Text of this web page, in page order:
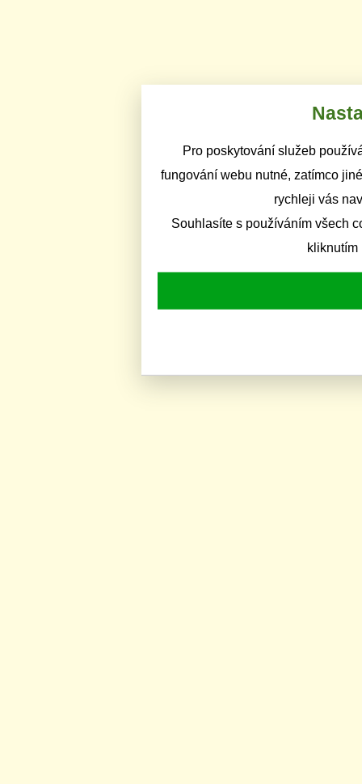
Pro poskytování služeb
fungování webu nutné, zatímco
rychleji vás
Souhlasíte s používáním všech
kliknutím